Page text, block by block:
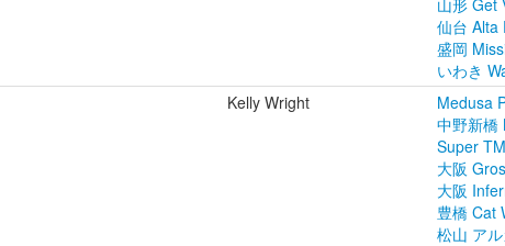
山形 Get
仙台 Alta
盛岡
いわき
Kelly Wright
Medusa
中野新橋
Super
大阪
大阪
豊橋 Cat
松山 ア